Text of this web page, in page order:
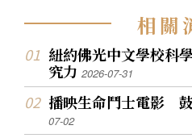
相關
紐約佛光中文學校科
究力2026-07-31
播映生命鬥士電影
07-02